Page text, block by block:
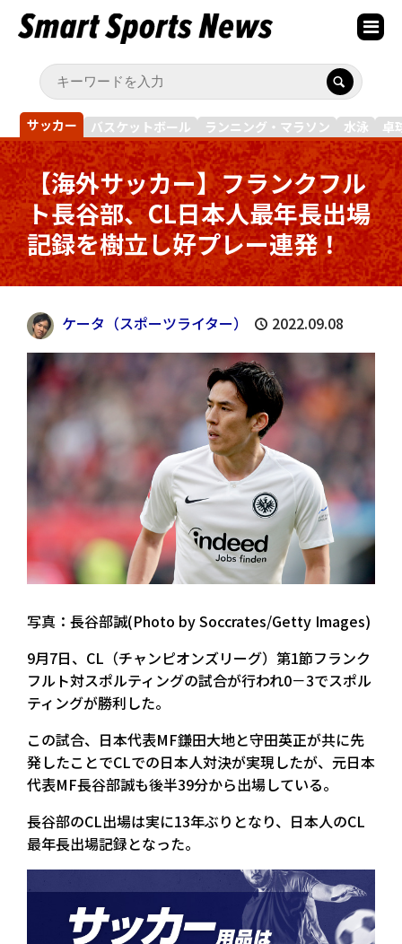
サッカー バスケットボール ランニング・マラソン 水泳 卓
【海外サッカー】フランクフル
ト長谷部、CL日本人最年長出場
記録を樹立し好プレー連発！
ケータ（スポーツライター） 2022.09.08
写真：長谷部誠(Photo by Soccrates/Getty Images)
9月7日、CL（チャンピオンズリーグ）第1節フランク
フルト対スポルティングの試合が行われ0－3でスポル
ティングが勝利した。
この試合、日本代表MF鎌田大地と守田英正が共に先
発したことでCLでの日本人対決が実現したが、元日本
代表MF長谷部誠も後半39分から出場している。
長谷部のCL出場は実に13年ぶりとなり、日本人のCL
最年長出場記録となった。